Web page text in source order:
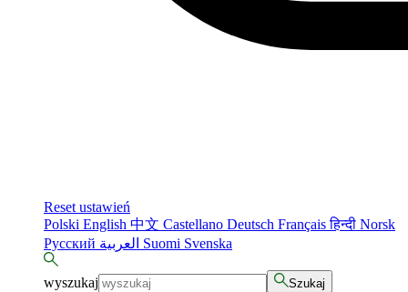
Reset ustawień
Polski English 中文 Castellano Deutsch Françaisहिन्दी Norsk
Русский
Suomi Svenska
wyszukaj Szukaj